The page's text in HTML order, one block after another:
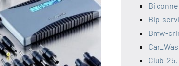
Bi
Bip-
Bmw-
Club-25,